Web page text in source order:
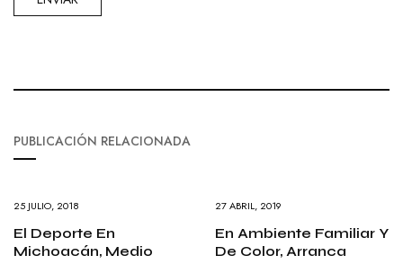
PUBLICACIÓN RELACIONADA
25 JULIO, 2018
El Deporte En
Michoacán, Medio
27 ABRIL, 2019
En Ambiente Familiar Y
De Color, Arranca